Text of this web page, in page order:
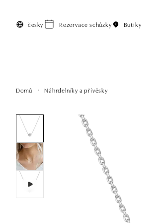
česky Rezervace schůzky Butiky
Domů Náhrdelníky a přívěsky